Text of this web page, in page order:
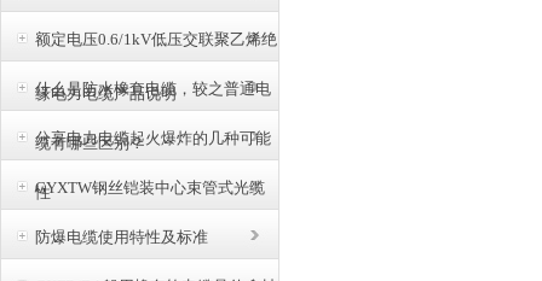
额定电压0.6/1kV低压交联聚乙烯绝
缘电力电缆产品说明
什么是防水橡套电缆，较之普通电
缆有哪些区别？
分享电力电缆起火爆炸的几种可能
性
GYXTW钢丝铠装中心束管式光缆
防爆电缆使用特性及标准